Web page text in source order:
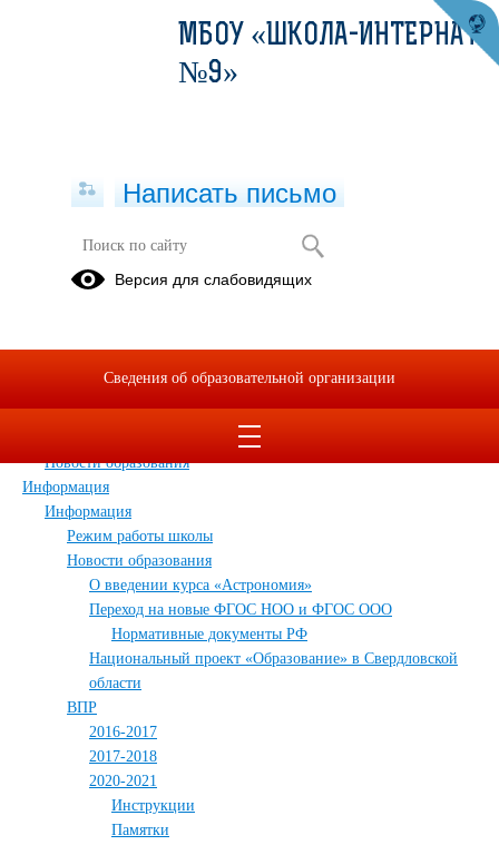
Карта сайта
Обращения граждан
Дополнительные сведения
Новости образования
Информация
Информация
Режим работы школы
Новости образования
О введении курса «Астрономия»
Переход на новые ФГОС НОО и ФГОС ООО
Нормативные документы РФ
Национальный проект «Образование» в Свердловской
области
ВПР
2016-2017
2017-2018
2020-2021
Инструкции
Памятки
МБОУ «ШКОЛА-ИНТЕРНАТ
№9»
Написать письмо
Версия для слабовидящих
Сведения об образовательной организации